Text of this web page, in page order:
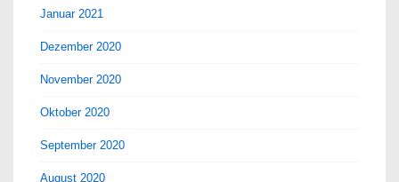
Januar 2021
Dezember 2020
November 2020
Oktober 2020
September 2020
August 2020